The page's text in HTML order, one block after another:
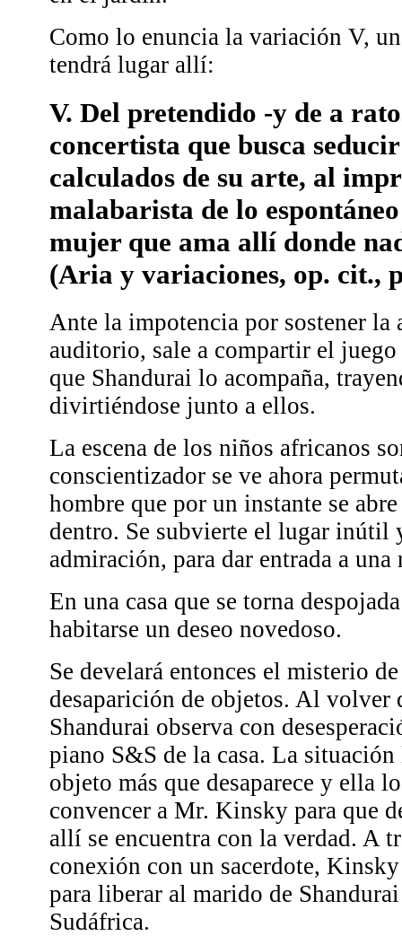
Como lo enuncia la variación V,
tendrá lugar allí:
V. Del pretendido -y de a
concertista que busca
calculados de su arte, al
malabarista de lo
mujer que ama allí donde
(Aria y variaciones, op. cit.,
Ante la impotencia por sostener la
auditorio, sale a compartir el
que Shandurai lo acompaña,
divirtiéndose junto a ellos.
La escena de los niños africanos
conscientizador se ve ahora
hombre que por un instante se
dentro. Se subvierte el lugar inútil
admiración, para dar entrada a
En una casa que se torna
habitarse un deseo novedoso.
Se develará entonces el misterio
desaparición de objetos. Al volver
Shandurai observa con
piano S&S de la casa. La
objeto más que desaparece y ella
convencer a Mr. Kinsky para que
allí se encuentra con la verdad. A
conexión con un sacerdote,
para liberar al marido de
Sudáfrica.